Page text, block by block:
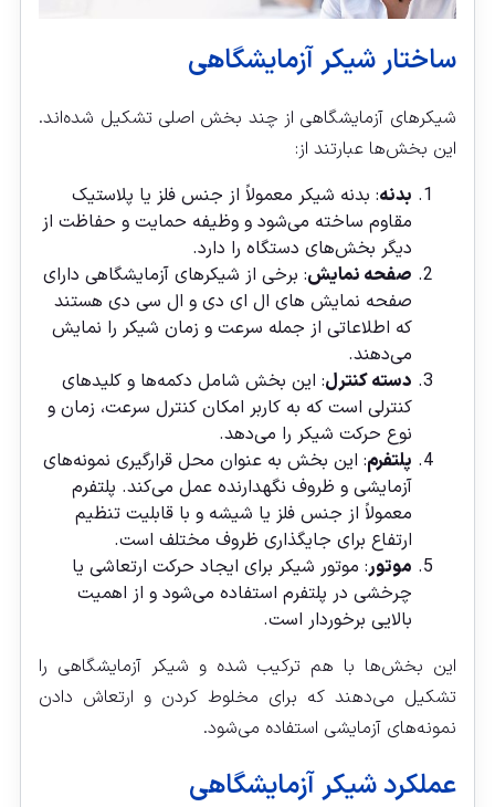
ساختار شیکر آزمایشگاهی
شیکرهای آزمایشگاهی از چند بخش اصلی تشکیل شده‌اند.
این بخش‌ها عبارتند از:
بدنه: بدنه شیکر معمولاً از جنس فلز یا پلاستیک
مقاوم ساخته می‌شود و وظیفه حمایت و حفاظت از
دیگر بخش‌های دستگاه را دارد.
صفحه نمایش: برخی از شیکرهای آزمایشگاهی دارای
صفحه نمایش های ال ای دی و ال سی دی هستند
که اطلاعاتی از جمله سرعت و زمان شیکر را نمایش
می‌دهند.
دسته کنترل: این بخش شامل دکمه‌ها و کلیدهای
کنترلی است که به کاربر امکان کنترل سرعت، زمان و
نوع حرکت شیکر را می‌دهد.
پلتفرم: این بخش به عنوان محل قرارگیری نمونه‌های
آزمایشی و ظروف نگهدارنده عمل می‌کند. پلتفرم
معمولاً از جنس فلز یا شیشه و با قابلیت تنظیم
ارتفاع برای جایگذاری ظروف مختلف است.
موتور: موتور شیکر برای ایجاد حرکت ارتعاشی یا
چرخشی در پلتفرم استفاده می‌شود و از اهمیت
بالایی برخوردار است.
این بخش‌ها با هم ترکیب شده و شیکر آزمایشگاهی را
تشکیل می‌دهند که برای مخلوط کردن و ارتعاش دادن
نمونه‌های آزمایشی استفاده می‌شود.
عملکرد شیکر آزمایشگاهی